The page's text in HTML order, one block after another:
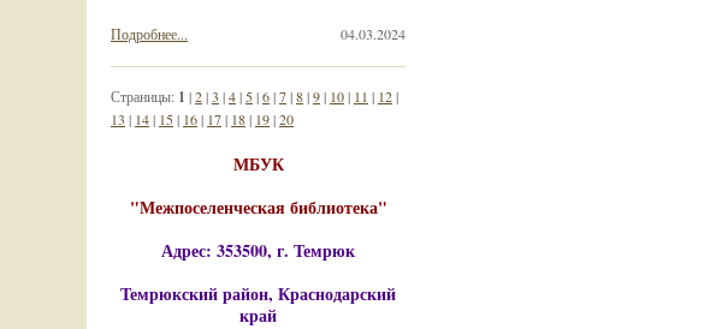
04.03.2024
Подробнее...
Страницы: 1 |2|3 |4| 5|6|7|8|9| 10| 11 | 12|
13 | 14| 15| 16| 17| 18| 19|20
МБУК
"Межпоселенческая библиотека"
Адрес: 353500, г. Темрюк
Темрюкский район, Краснодарский
край